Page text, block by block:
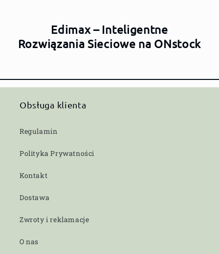
Edimax – Inteligentne
Rozwiązania Sieciowe na ONstock
Obsługa klienta
Regulamin
Polityka Prywatności
Kontakt
Dostawa
Zwroty i reklamacje
O nas